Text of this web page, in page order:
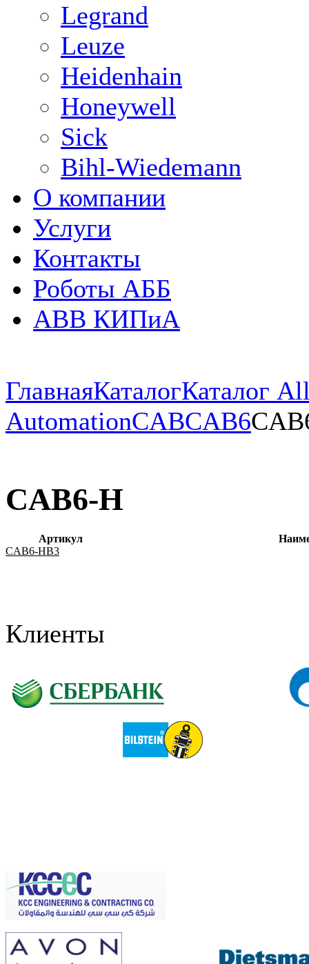
Legrand
Leuze
Heidenhain
Honeywell
Sick
Bihl-Wiedemann
О компании
Услуги
Контакты
Роботы АББ
ABB КИПиА
ГлавнаяКаталогКаталог
AutomationCABCAB6
CAB6-H
Артикул
CAB6-HB3
Клиенты